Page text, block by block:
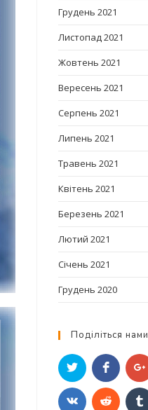
Грудень 2021
Листопад 2021
Жовтень 2021
Вересень 2021
Серпень 2021
Липень 2021
Травень 2021
Квітень 2021
Березень 2021
Лютий 2021
Січень 2021
Грудень 2020
Поділіться нами